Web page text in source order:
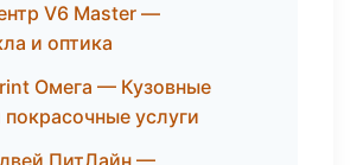
V6 Master —
и оптика
Омега — Кузовные
услуги
ПитЛайн —